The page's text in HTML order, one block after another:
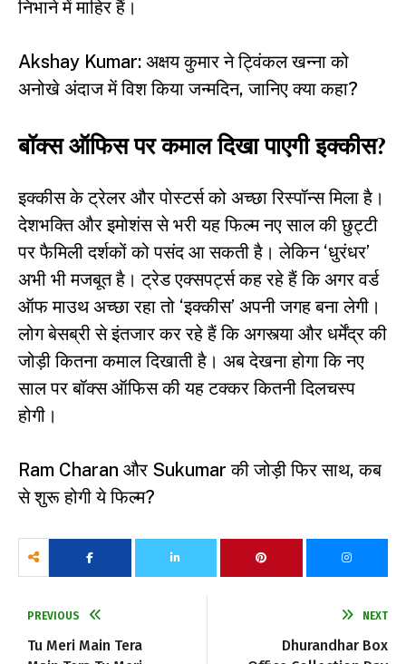
निभाने में माहिर हैं।
Akshay Kumar: अक्षय कुमार ने ट्विंकल खन्ना को
अनोखे अंदाज में विश किया जन्मदिन, जानिए क्या कहा?
बॉक्स ऑफिस पर कमाल दिखा पाएगी इक्कीस?
इक्कीस के ट्रेलर और पोस्टर्स को अच्छा रिस्पॉन्स मिला है।
देशभक्ति और इमोशंस से भरी यह फिल्म नए साल की छुट्टी
पर फैमिली दर्शकों को पसंद आ सकती है। लेकिन ‘धुरंधर’
अभी भी मजबूत है। ट्रेड एक्सपर्ट्स कह रहे हैं कि अगर वर्ड
ऑफ माउथ अच्छा रहा तो ‘इक्कीस’ अपनी जगह बना लेगी।
लोग बेसब्री से इंतजार कर रहे हैं कि अगस्त्या और धर्मेंद्र की
जोड़ी कितना कमाल दिखाती है। अब देखना होगा कि नए
साल पर बॉक्स ऑफिस की यह टक्कर कितनी दिलचस्प
होगी।
Ram Charan और Sukumar की जोड़ी फिर साथ, कब
से शुरू होगी ये फिल्म?
PREVIOUS
Tu Meri Main Tera
NEXT
Dhurandhar Box